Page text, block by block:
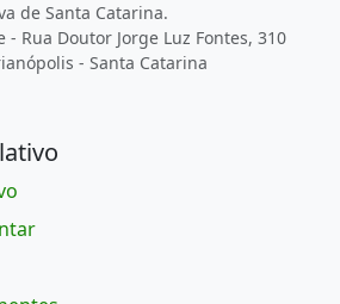
de Santa Catarina.
- Rua Doutor Jorge Luz Fontes, 310
- Santa Catarina